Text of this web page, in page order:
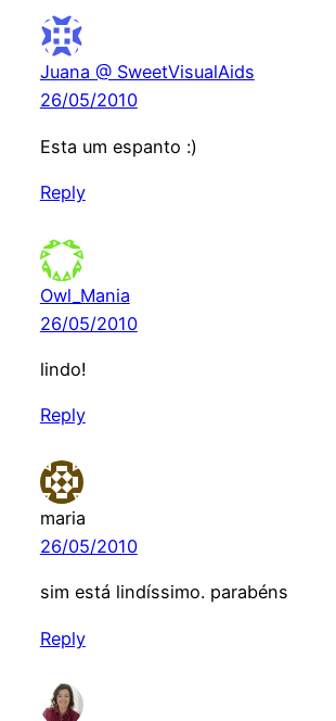
Juana @ SweetVisualAids
26/05/2010
Esta um espanto :)
Reply
Owl_Mania
26/05/2010
lindo!
Reply
maria
26/05/2010
sim está lindíssimo. parabéns
Reply